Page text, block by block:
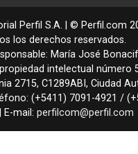
Perfil S.A. | © Perfil.com
los derechos reservados.
María José
intelectual número
2715, C1289ABI , Ciudad
(+5411) 7091-4921 /
| E-mail: perfilcom@perfil.com